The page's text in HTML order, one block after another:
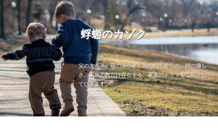
蜉蝣のカゾク
父の大きさ、母の温かさ、兄のたくましさ、姉の優し
さ…家族の数だけ存在する、家族のドラマをご紹介し
ていきます。